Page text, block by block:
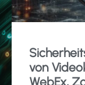
von
WebEx,